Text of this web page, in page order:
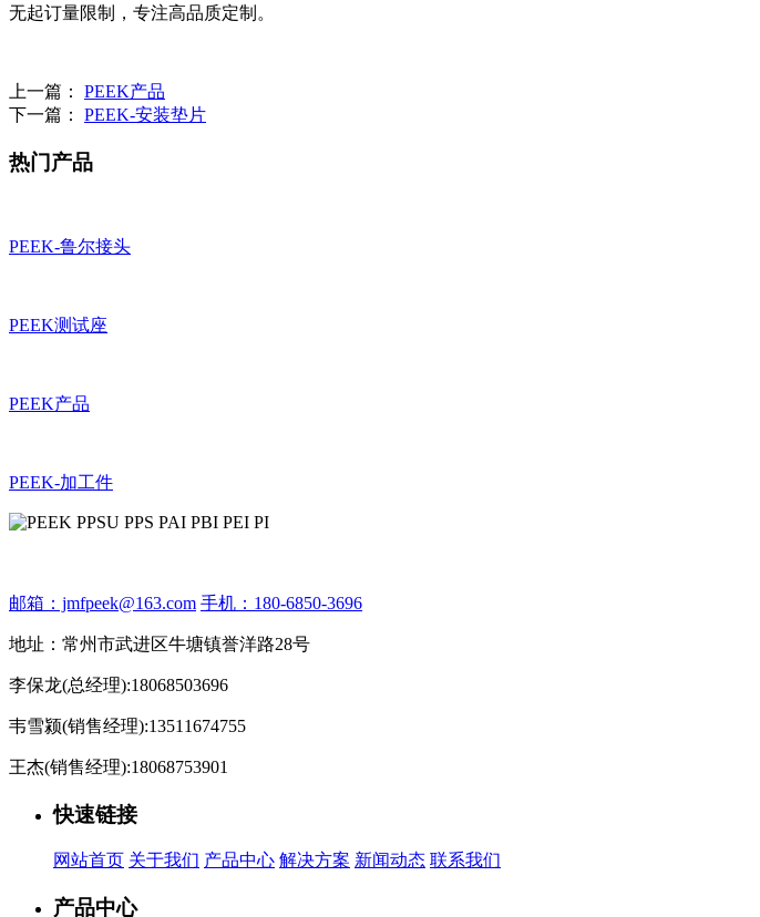
无起订量限制，专注高品质定制。
上一篇： PEEK产品
下一篇： PEEK-安装垫片
热门产品
PEEK-鲁尔接头
PEEK测试座
PEEK产品
PEEK-加工件
邮箱：jmfpeek@163.com 手机：180-6850-3696
地址：常州市武进区牛塘镇誉洋路28号
李保龙(总经理):18068503696
韦雪颍(销售经理):13511674755
王杰(销售经理):18068753901
快速链接
网站首页 关于我们 产品中心 解决方案 新闻动态 联系我们
产品中心